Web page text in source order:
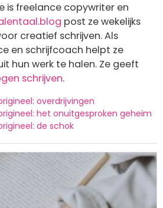
is freelance copywriter en
post ze wekelijks
creatief schrijven. Als
en schrijfcoach helpt ze
hun werk te halen. Ze geeft
schrijven.
overdrijvingen
het onuitgesproken geheim
de schok